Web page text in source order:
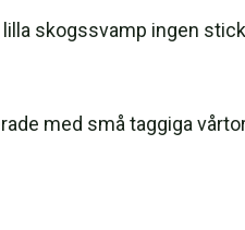
skogssvamp ingen
med små taggiga